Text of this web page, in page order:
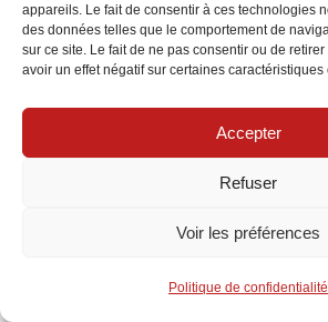
appareils. Le fait de consentir à ces technologies
des données telles que le comportement de
sur ce site. Le fait de ne pas consentir ou de
avoir un effet négatif sur certaines caractéristiques
Accepter
Refuser
Voir les préférences
Politique de confidentialité
s’allumer uniquement lors
du passage d’un individu,
consommation électrique
effet de surprise dissuasif
principalement les